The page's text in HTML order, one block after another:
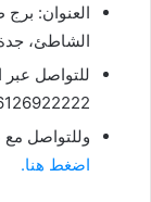
العنوان:
الشاطئ،
للتواصل عبر
وللتواصل مع
اضغط هنا.